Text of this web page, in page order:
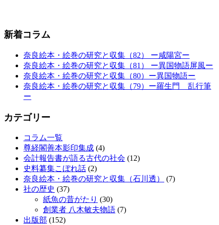
新着コラム
奈良絵本・絵巻の研究と収集（82） ー咸陽宮ー
奈良絵本・絵巻の研究と収集（81） ー異国物語屏風ー
奈良絵本・絵巻の研究と収集（80）ー異国物語ー
奈良絵本・絵巻の研究と収集（79）ー羅生門 乱行筆
ー
カテゴリー
コラム一覧
尊経閣善本影印集成 (4)
会計報告書が語る古代の社会 (12)
史料纂集こぼれ話 (2)
奈良絵本・絵巻の研究と収集（石川透）
(7)
社の歴史 (37)
紙魚の昔がたり (30)
創業者 八木敏夫物語 (7)
出版部 (152)